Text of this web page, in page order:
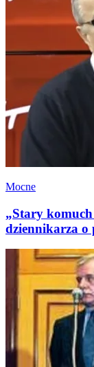
Mocne
„Stary komuch
dziennikarza o